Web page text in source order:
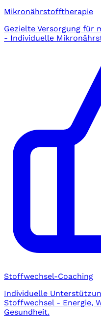
Mikronährstofftherapie
Gezielte Versorgung für
- Individuelle
Stoffwechsel-Coaching
Individuelle
Stoffwechsel - Energie,
Gesundheit.